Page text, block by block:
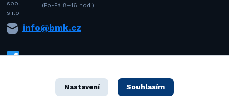
(Po-Pá 8–16 hod.)
info@bmk.cz
Nastavení Souhlasím